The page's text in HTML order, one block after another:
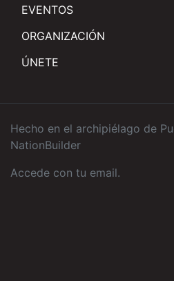
EVENTOS
ORGANIZACIÓN
ÚNETE
Hecho en el archipiélago de
NationBuilder
Accede con tu email.